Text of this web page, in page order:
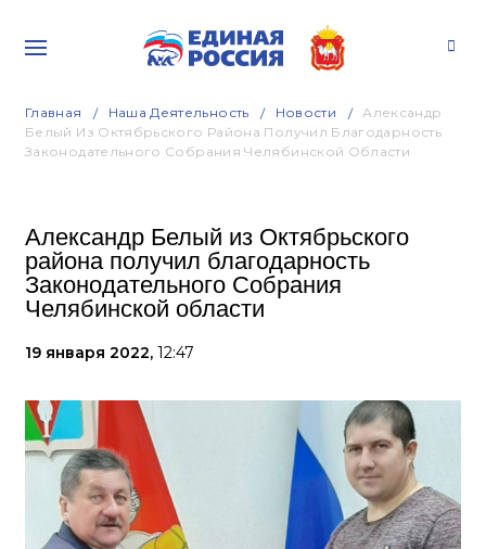
Главная Наша Деятельность Новости
Александр
Белый Из Октябрьского Района Получил Благодарность
Законодательного Собрания Челябинской Области
Александр Белый из Октябрьского
района получил благодарность
Законодательного Собрания
Челябинской области
19 января 2022, 12:47